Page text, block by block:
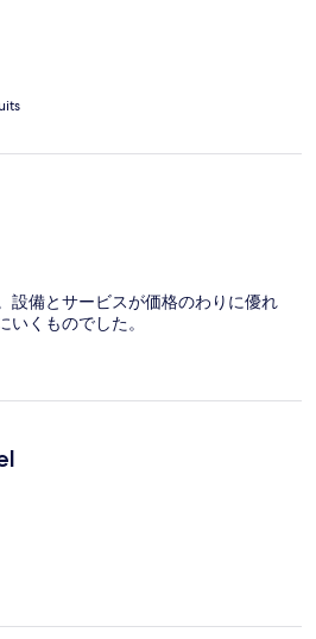
設備とサービスが価格のわりに優れ
くものでした。